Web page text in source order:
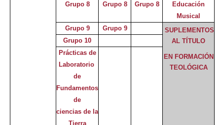
Grupo 8
Grupo 8 Grupo 8
Educación
Musical
Grupo 9
Grupo 9
SUPLEMENTOS
AL TÍTULO
EN FORMACIÓN
TEOLÓGICA
Grupo 10
Prácticas de
Laboratorio
de
Fundamentos
de
ciencias de la
Tierra